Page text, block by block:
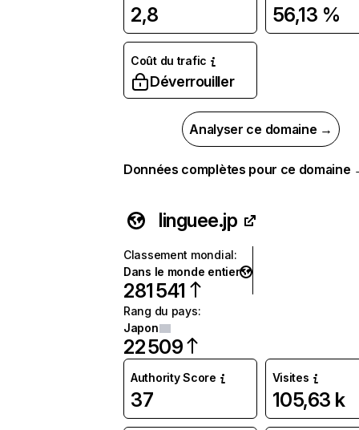
2,8 56,13 %
Coût du trafic
Déverrouiller
Analyser ce domaine →
Données complètes pour ce domaine
linguee.jp
Classement mondial:
Dans le monde entier
281 541
Rang du pays:
Japon
22 509
Authority Score
37
Visites
105,63 k